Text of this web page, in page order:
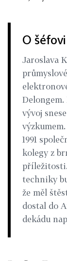
O
Jaroslava
Delongem.
vývoj
1991
kolegy z
techniky
že měl
dostal do
dekádu